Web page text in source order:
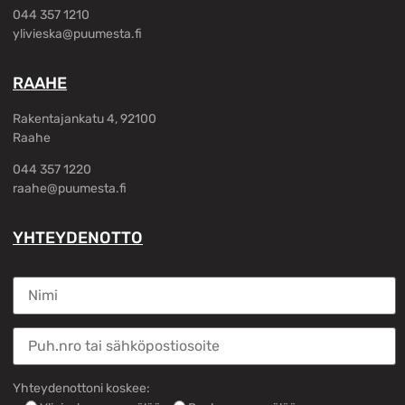
044 357 1210
ylivieska@puumesta.fi
RAAHE
Rakentajankatu 4, 92100
Raahe
044 357 1220
raahe@puumesta.fi
YHTEYDENOTTO
Yhteydenottoni koskee: